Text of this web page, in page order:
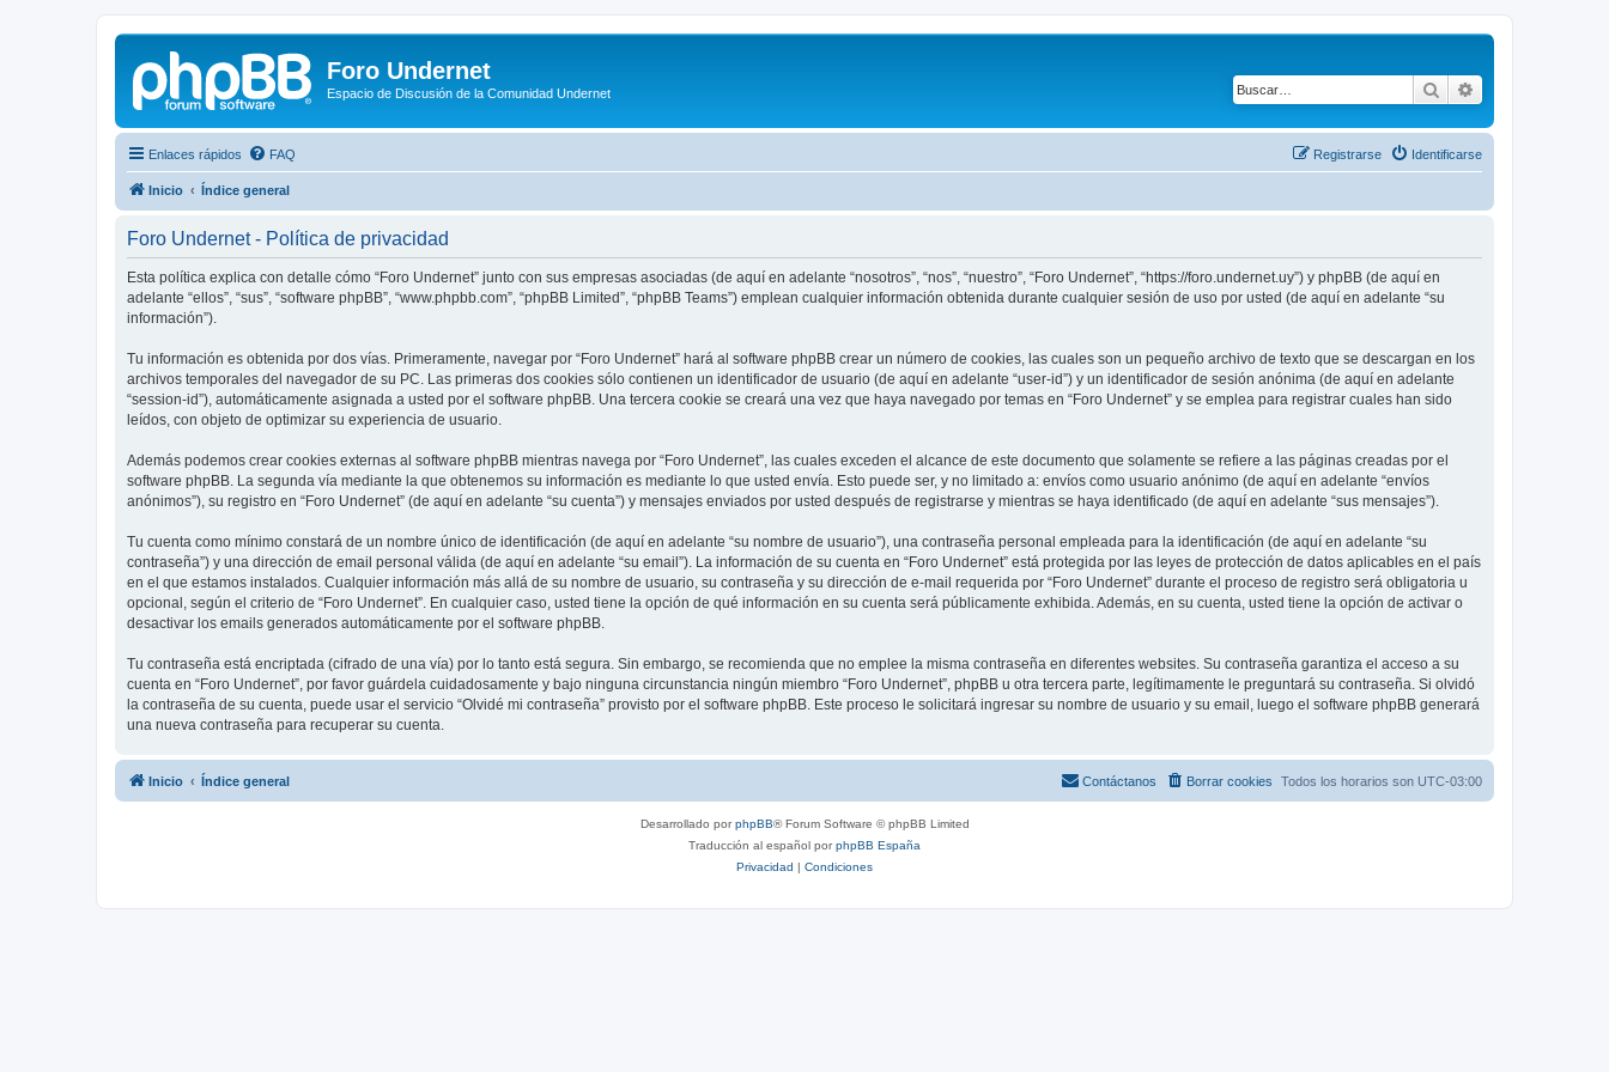
Foro Undernet
Espacio de Discusión de la Comunidad Undernet Buscar
Enlaces rápidos FAQ Identificarse
Registrarse
Inicio Índice general
Foro Undernet - Política de privacidad
Esta política explica con detalle cómo “Foro Undernet” junto con sus empresas asociadas (de aquí en adelante “nosotros”, “nos”, “nuestro”, “Foro Undernet”, “https://foro.undernet.uy”) y phpBB (de aquí en
adelante “ellos”, “sus”, “software phpBB”, “www.phpbb.com”, “phpBB Limited”, “phpBB Teams”) emplean cualquier información obtenida durante cualquier sesión de uso por usted (de aquí en adelante “su
información”).
Tu información es obtenida por dos vías. Primeramente, navegar por “Foro Undernet” hará al software phpBB crear un número de cookies, las cuales son un pequeño archivo de texto que se descargan en los
archivos temporales del navegador de su PC. Las primeras dos cookies sólo contienen un identificador de usuario (de aquí en adelante “user-id”) y un identificador de sesión anónima (de aquí en adelante
“session-id”), automáticamente asignada a usted por el software phpBB. Una tercera cookie se creará una vez que haya navegado por temas en “Foro Undernet” y se emplea para registrar cuales han sido
leídos, con objeto de optimizar su experiencia de usuario.
Además podemos crear cookies externas al software phpBB mientras navega por “Foro Undernet”, las cuales exceden el alcance de este documento que solamente se refiere a las páginas creadas por el
software phpBB. La segunda vía mediante la que obtenemos su información es mediante lo que usted envía. Esto puede ser, y no limitado a: envíos como usuario anónimo (de aquí en adelante “envíos
anónimos”), su registro en “Foro Undernet” (de aquí en adelante “su cuenta”) y mensajes enviados por usted después de registrarse y mientras se haya identificado (de aquí en adelante “sus mensajes”).
Tu cuenta como mínimo constará de un nombre único de identificación (de aquí en adelante “su nombre de usuario”), una contraseña personal empleada para la identificación (de aquí en adelante “su
contraseña”) y una dirección de email personal válida (de aquí en adelante “su email”). La información de su cuenta en “Foro Undernet” está protegida por las leyes de protección de datos aplicables en el país
en el que estamos instalados. Cualquier información más allá de su nombre de usuario, su contraseña y su dirección de e-mail requerida por “Foro Undernet” durante el proceso de registro será obligatoria u
opcional, según el criterio de “Foro Undernet”. En cualquier caso, usted tiene la opción de qué información en su cuenta será públicamente exhibida. Además, en su cuenta, usted tiene la opción de activar o
desactivar los emails generados automáticamente por el software phpBB.
Tu contraseña está encriptada (cifrado de una vía) por lo tanto está segura. Sin embargo, se recomienda que no emplee la misma contraseña en diferentes websites. Su contraseña garantiza el acceso a su
cuenta en “Foro Undernet”, por favor guárdela cuidadosamente y bajo ninguna circunstancia ningún miembro “Foro Undernet”, phpBB u otra tercera parte, legítimamente le preguntará su contraseña. Si olvidó
la contraseña de su cuenta, puede usar el servicio “Olvidé mi contraseña” provisto por el software phpBB. Este proceso le solicitará ingresar su nombre de usuario y su email, luego el software phpBB generará
una nueva contraseña para recuperar su cuenta.
Inicio Índice general Todos los horarios son UTC-03:00
Borrar cookies
Contáctanos
Desarrollado porphpBB® Forum Software © phpBB Limited
Traducción al español porphpBB España
Privacidad | Condiciones